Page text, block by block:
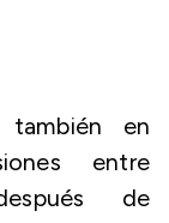
en
entre
de